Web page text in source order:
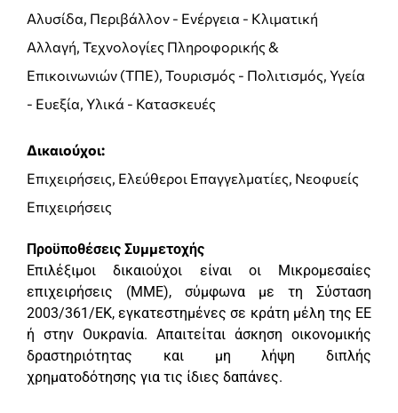
Αλυσίδα, Περιβάλλον - Ενέργεια - Κλιματική
Αλλαγή, Τεχνολογίες Πληροφορικής &
Επικοινωνιών (ΤΠΕ), Τουρισμός - Πολιτισμός, Υγεία
- Ευεξία, Υλικά - Κατασκευές
Δικαιούχοι:
Επιχειρήσεις, Ελεύθεροι Επαγγελματίες, Νεοφυείς
Επιχειρήσεις
Προϋποθέσεις Συμμετοχής
Επιλέξιμοι δικαιούχοι είναι οι Μικρομεσαίες
επιχειρήσεις (ΜΜΕ), σύμφωνα με τη Σύσταση
2003/361/ΕΚ, εγκατεστημένες σε κράτη μέλη της ΕΕ
ή στην Ουκρανία. Απαιτείται άσκηση οικονομικής
δραστηριότητας και μη λήψη διπλής
χρηματοδότησης για τις ίδιες δαπάνες.